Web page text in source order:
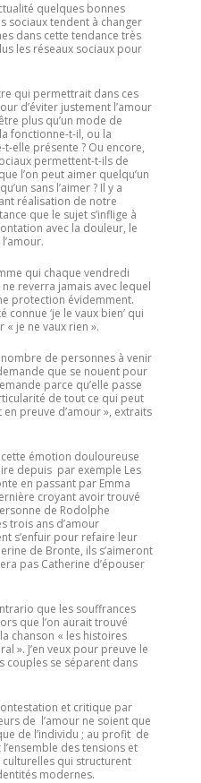
quelques bonnes
sociaux tendent à changer
dans cette tendance très
les réseaux sociaux pour
qui permettrait dans ces
d’éviter justement l’amour
plus qu’un mode de
fonctionne-t-il, ou la
elle présente ? Ou encore,
permettent-t-ils de
l’on peut aimer quelqu’un
sans l’aimer ? Il y a
réalisation de notre
que le sujet s’inflige à
avec la douleur, le
qui chaque vendredi
reverra jamais avec lequel
protection évidemment.
connue ‘je le vaux bien’ qui
je ne vaux rien ».
de personnes à venir
que se nouent pour
parce qu’elle passe
de tout ce qui peut
preuve d’amour », extraits
émotion douloureuse
depuis par exemple Les
en passant par Emma
croyant avoir trouvé
de Rodolphe
trois ans d’amour
s’enfuir pour refaire leur
de Bronte, ils s’aimeront
pas Catherine d’épouser
que les souffrances
que l’on aurait trouvé
chanson « les histoires
». J’en veux pour preuve le
couples se séparent dans
et critique par
de l’amour ne soient que
de l’individu ; au profit de
des tensions et
qui structurent
modernes.